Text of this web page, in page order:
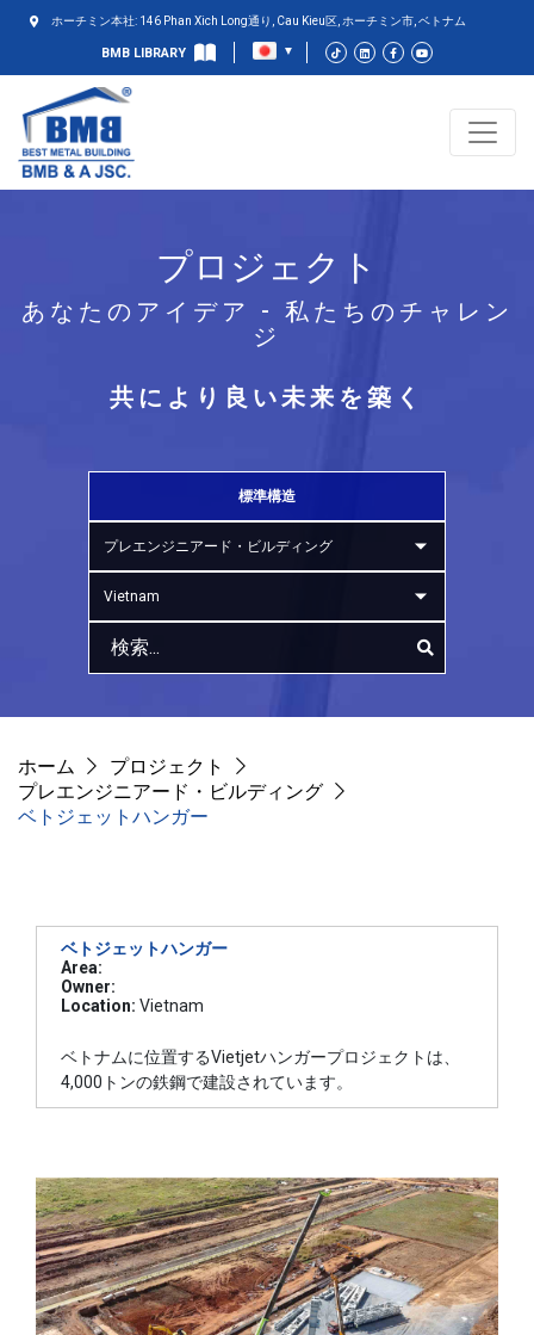
ホーチミン本社: 146 Phan Xich Long通り, Cau Kieu区, ホーチミン市, ベトナム
BMB LIBRARY
プロジェクト
あなたのアイデア - 私たちのチャレン
ジ
共により良い未来を築く
標準構造
プレエンジニアード・ビルディング
Vietnam
ホーム
プロジェクト
プレエンジニアード・ビルディング
ベトジェットハンガー
ベトジェットハンガー
Area:
Owner:
Location: Vietnam
ベトナムに位置するVietjetハンガープロジェクトは、
4,000トンの鉄鋼で建設されています。